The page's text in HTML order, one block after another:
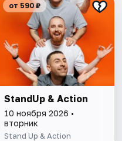
от 590 ₽
StandUp & Action
10 ноября 2026 •
вторник
Stand Up & Action